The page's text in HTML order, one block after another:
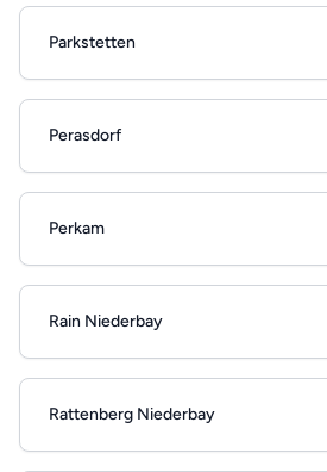
Parkstetten
Perasdorf
Perkam
Rain Niederbay
Rattenberg Niederbay